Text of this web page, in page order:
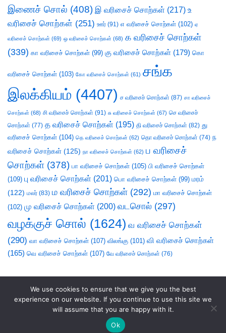
இணைச் சொல் (408) இ வரிசைச் சொற்கள் (217) உ
வரிசைச் சொற்கள் (251) ஊர் (91) எ வரிசைச் சொற்கள் (102) ஏ
வரிசைச் சொற்கள் (69) ஒ வரிசைச் சொற்கள் (68) க வரிசைச் சொற்கள்
(339) கா வரிசைச் சொற்கள் (99) கு வரிசைச் சொற்கள் (179) கொ
வரிசைச் சொற்கள் (103) கோ வரிசைச் சொற்கள் (61) சங்க
இலக்கியம் (4407) ச வரிசைச் சொற்கள் (87) சா வரிசைச்
சொற்கள் (68) சி வரிசைச் சொற்கள் (91) சு வரிசைச் சொற்கள் (67) செ வரிசைச்
சொற்கள் (77) த வரிசைச் சொற்கள் (195) தி வரிசைச் சொற்கள் (82) து
வரிசைச் சொற்கள் (104) தெ வரிசைச் சொற்கள் (62) தொ வரிசைச் சொற்கள் (74) ந
வரிசைச் சொற்கள் (125) நா வரிசைச் சொற்கள் (62) ப வரிசைச்
சொற்கள் (378) பா வரிசைச் சொற்கள் (105) பி வரிசைச் சொற்கள்
(109) பு வரிசைச் சொற்கள் (201) பொ வரிசைச் சொற்கள் (99) மரம்
(122) மலர் (83) ம வரிசைச் சொற்கள் (292) மா வரிசைச் சொற்கள்
(102) மு வரிசைச் சொற்கள் (200) வடசொல் (297)
வழக்குச் சொல் (1624) வ வரிசைச் சொற்கள்
(290) வா வரிசைச் சொற்கள் (107) விலங்கு (101) வி வரிசைச் சொற்கள்
(165) வெ வரிசைச் சொற்கள் (107) வே வரிசைச் சொற்கள் (76)
சொலல்வல்லன்|நல்லாயன்
We use cookies to ensure that we give you the best
experience on our website. If you continue to use this site we
will assume that you are happy with it.
Ok